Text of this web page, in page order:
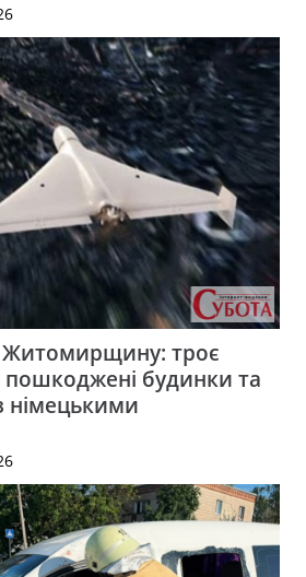
Житомирщину: троє
будинки та
німецькими